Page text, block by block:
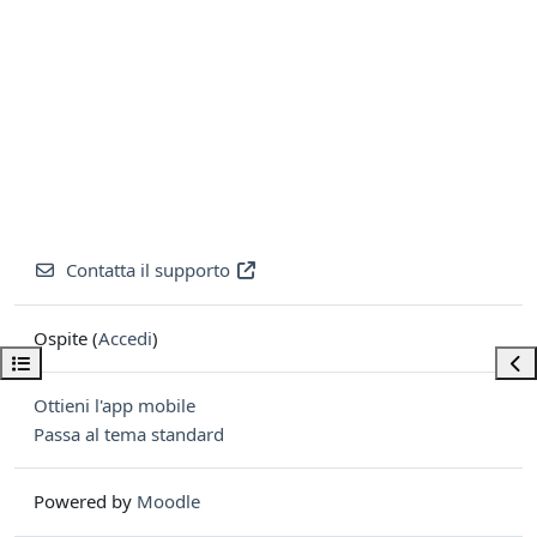
Apri indice del corso
Contatta il supporto
Ospite (Accedi)
Ottieni l'app mobile
Passa al tema standard
Powered by Moodle